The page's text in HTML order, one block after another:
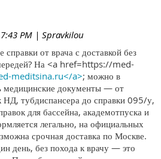
PM | Spravkilou
от врача с доставкой без
На <a href=https://med-
meditsina.ru</a>; можно в
медицинские документы — от
тубдиспансера до справки 095/у,
для бассейна, академотпуска и
легально, на официальных
срочная доставка по Москве.
день, без похода к врачу — это